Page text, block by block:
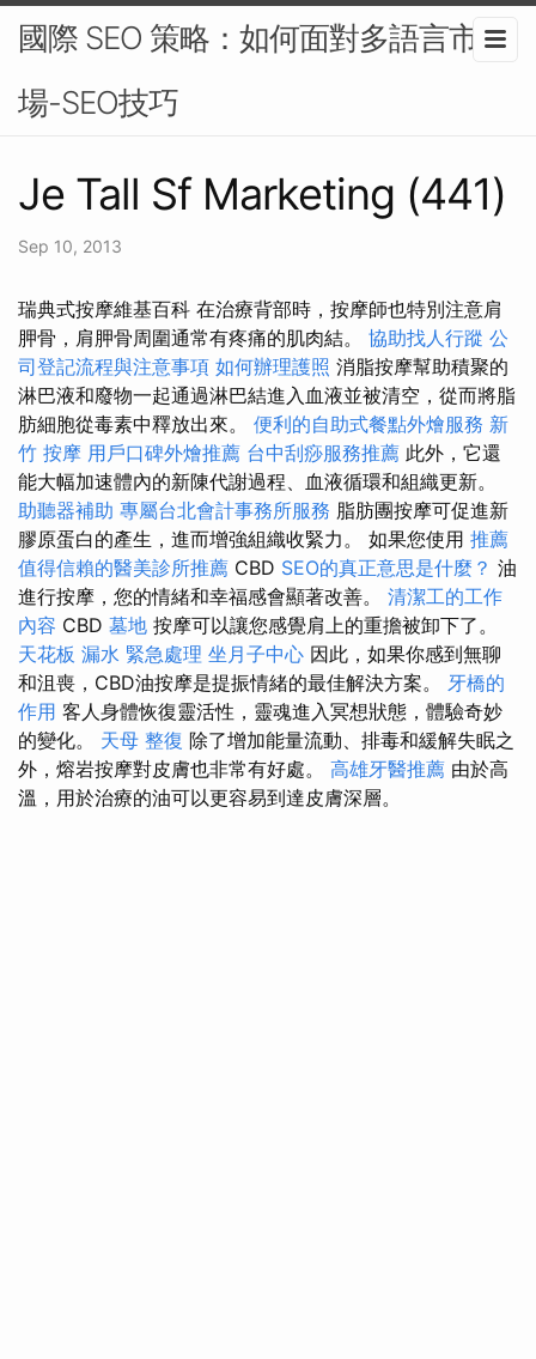
國際 SEO 策略：如何面對多語言市
場-SEO技巧
Je Tall Sf Marketing (441)
Sep 10, 2013
瑞典式按摩維基百科 在治療背部時，按摩師也特別注意肩
胛骨，肩胛骨周圍通常有疼痛的肌肉結。 協助找人行蹤 公
司登記流程與注意事項 如何辦理護照 消脂按摩幫助積聚的
淋巴液和廢物一起通過淋巴結進入血液並被清空，從而將脂
肪細胞從毒素中釋放出來。 便利的自助式餐點外燴服務 新
竹 按摩 用戶口碑外燴推薦 台中刮痧服務推薦 此外，它還
能大幅加速體內的新陳代謝過程、血液循環和組織更新。
助聽器補助 專屬台北會計事務所服務 脂肪團按摩可促進新
膠原蛋白的產生，進而增強組織收緊力。 如果您使用 推薦
值得信賴的醫美診所推薦 CBD SEO的真正意思是什麼？ 油
進行按摩，您的情緒和幸福感會顯著改善。 清潔工的工作
內容 CBD 墓地 按摩可以讓您感覺肩上的重擔被卸下了。
天花板 漏水 緊急處理 坐月子中心 因此，如果你感到無聊
和沮喪，CBD油按摩是提振情緒的最佳解決方案。 牙橋的
作用 客人身體恢復靈活性，靈魂進入冥想狀態，體驗奇妙
的變化。 天母 整復 除了增加能量流動、排毒和緩解失眠之
外，熔岩按摩對皮膚也非常有好處。 高雄牙醫推薦 由於高
溫，用於治療的油可以更容易到達皮膚深層。